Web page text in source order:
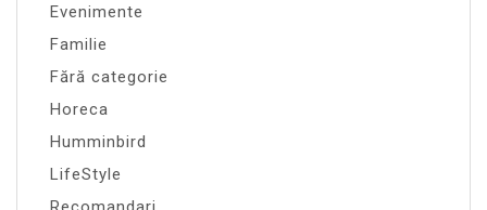
Evenimente
Familie
Fără categorie
Horeca
Humminbird
LifeStyle